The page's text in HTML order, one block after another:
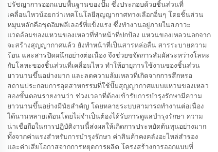
ปรัชญาการออกแบบพื้นฐานของปั๊ม ซึ่งประกอบด้วยชิ้นส่วนที่
เคลื่อนไหวน้อยกว่าเทคโนโลยีสุญญากาศทางเลือกอื่นๆ โดยชิ้นส่วน
หมุนหลักคือชุดอิมพลีเลอร์ที่แข็งแรง ซึ่งทำงานอยู่ภายในสภาวะ
แวดล้อมของแหวนของเหลวที่ทำหน้าที่ปกป้อง แหวนของเหลวนอกจาก
จะสร้างสุญญากาศแล้ว ยังทำหน้าที่เป็นสารหล่อลื่น สารระบายความ
ร้อน และสารปิดผนึกอย่างต่อเนื่อง จึงช่วยขจัดการสัมผัสระหว่างโลหะ
กับโลหะของชิ้นส่วนที่เคลื่อนไหว ทำให้อายุการใช้งานของชิ้นส่วน
ยาวนานขึ้นอย่างมาก และลดความล้มเหลวที่เกิดจากการสึกหรอ
สถานประกอบการอุตสาหกรรมที่ใช้ปั๊มสุญญากาศแบบแหวนของเหลว
สองขั้นตอนรายงานว่า ช่วงเวลาที่ต้องเข้ารับการบำรุงรักษามีความ
ยาวนานขึ้นอย่างมีนัยสำคัญ โดยหลายระบบสามารถทำงานต่อเนื่อง
ได้นานหลายเดือนโดยไม่จำเป็นต้องได้รับการดูแลบำรุงรักษา ความ
น่าเชื่อถือในการปฏิบัติงานนี้ส่งผลให้เกิดการประหยัดต้นทุนอย่างมาก
ทั้งจากค่าแรงสำหรับการบำรุงรักษา ค่าสินค้าคงคลังอะไหล่สำรอง
และค่าเสียโอกาสจากการหยุดการผลิต โครงสร้างการออกแบบที่